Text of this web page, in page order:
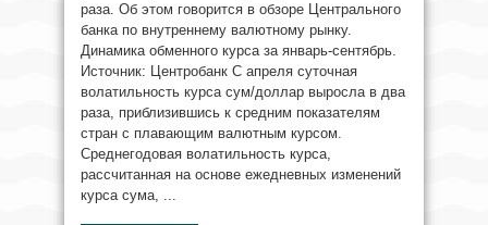
раза. Об этом говорится в обзоре Центрального
банка по внутреннему валютному рынку.
Динамика обменного курса за январь-сентябрь.
Источник: Центробанк С апреля суточная
волатильность курса сум/доллар выросла в два
раза, приблизившись к средним показателям
стран с плавающим валютным курсом.
Среднегодовая волатильность курса,
рассчитанная на основе ежедневных изменений
курса сума, ...